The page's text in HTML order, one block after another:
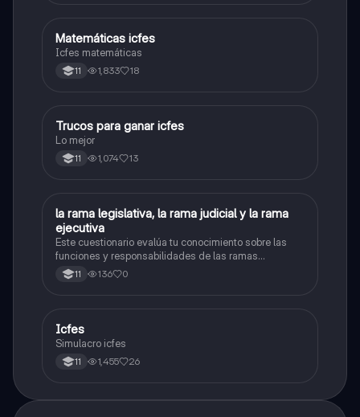
ICFES: Matemáticas
Matemáticas icfes
Icfes matemáticas
11 1,833 18
Química
Trucos para ganar icfes
Lo mejor
11 1,074 13
LSociales/Historia
la rama legislativa, la rama judicial y la rama
ejecutiva
Este cuestionario evalúa tu conocimiento sobre las
funciones y responsabilidades de las ramas
legislativa, judicial y ejecutiva.
11 136 0
ICFES: Sociales y Ciudadanas
Icfes
Simulacro icfes
11 1,455 26